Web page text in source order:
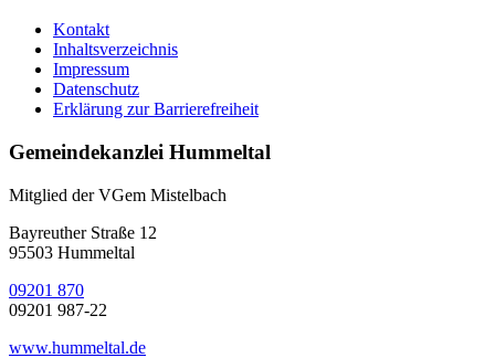
Kontakt
Inhaltsverzeichnis
Impressum
Datenschutz
Erklärung zur Barrierefreiheit
Gemeindekanzlei Hummeltal
Mitglied der VGem Mistelbach
Bayreuther Straße 12
95503 Hummeltal
09201 870
09201 987-22
www.hummeltal.de